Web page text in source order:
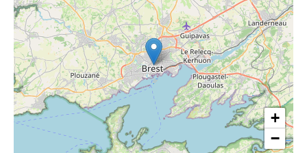
+
−